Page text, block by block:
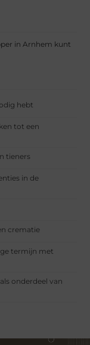
in Arnhem kunt
hebt
tot een
tieners
in de
crematie
termijn met
onderdeel van